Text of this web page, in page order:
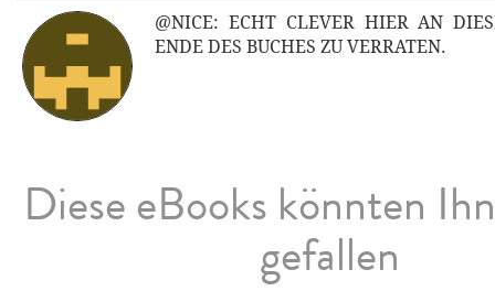
@NICE: ECHT CLEVER HIER AN
ENDE DES BUCHES ZU VERRATEN.
Diese eBooks könnten
gefallen